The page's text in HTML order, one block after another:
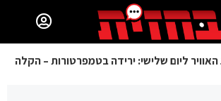
ליום שלישי: ירידה בטמפרטורות – הקלה